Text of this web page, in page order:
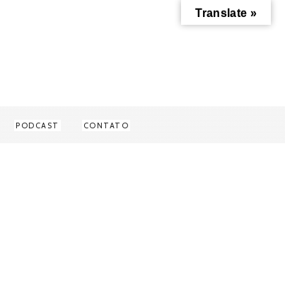
PODCAST CONTATO
Translate »